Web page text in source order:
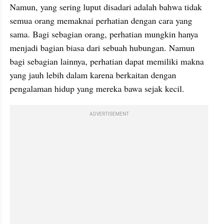
Namun, yang sering luput disadari adalah bahwa tidak
semua orang memaknai perhatian dengan cara yang
sama. Bagi sebagian orang, perhatian mungkin hanya
menjadi bagian biasa dari sebuah hubungan. Namun
bagi sebagian lainnya, perhatian dapat memiliki makna
yang jauh lebih dalam karena berkaitan dengan
pengalaman hidup yang mereka bawa sejak kecil.
ADVERTISEMENT